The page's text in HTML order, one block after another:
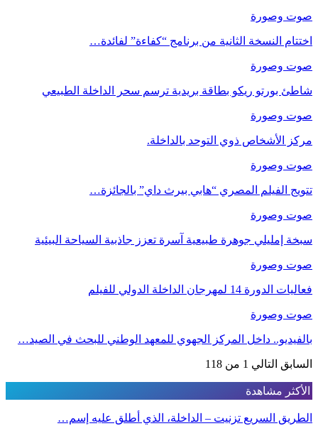
صوت وصورة
اختتام النسخة الثانية من برنامج “كفاءة” لفائدة…
صوت وصورة
شاطئ بورتو ريكو بطاقة بريدية ترسم سحر الداخلة الطبيعي
صوت وصورة
مركز الأشخاص ذوي التوحد بالداخلة.
صوت وصورة
تتويج الفيلم المصري “هابي بيرث داي” بالجائزة…
صوت وصورة
سبخة إمليلي جوهرة طبيعية آسرة تعزز جاذبية السياحة البيئية
صوت وصورة
فعاليات الدورة 14 لمهرجان الداخلة الدولي للفيلم
صوت وصورة
بالفيديو.. داخل المركز الجهوي للمعهد الوطني للبحث في الصيد…
السابق التالي 1 من 118
الأكثر مشاهدة
الطريق السريع تزنيت – الداخلة، الذي أطلق عليه إسم…